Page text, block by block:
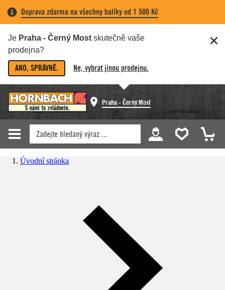
Doprava zdarma na všechny balíky od 1 500 Kč
Je Praha - Černý Most skutečně vaše
prodejna?
ANO, SPRÁVNĚ. Ne, vybrat jinou prodejnu.
Praha - Černý Most
Úvodní stránka